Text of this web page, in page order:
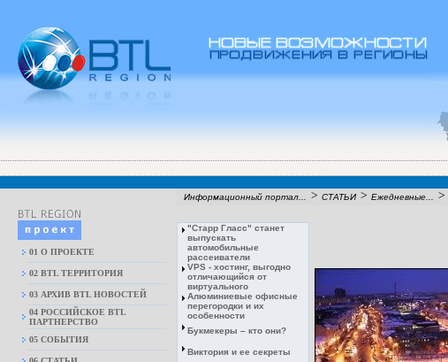
Информационный портал... > СТАТЬИ > Ежедневные... >
01 О ПРОЕКТЕ
02 BTL ТЕРРИТОРИЯ
03 АРХИВ BTL НОВОСТЕЙ
04 РОССИЙСКОЕ BTL
ПАРТНЕРСТВО
05 СОБЫТИЯ
"Старр Гласс" станет
выпускать
автомобильные
рассеиватели
VPS - хостинг, выгодно
отличающийся от
виртуального
Алюминиевые офисные
перегородки и их
особенности
Букмекеры – кто они?
Виктория и ее секреты